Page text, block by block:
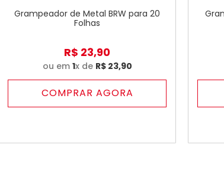
Grampeador de Metal BRW para 20
Folhas
R$ 23,90
ou em 1x de R$ 23,90
COMPRAR AGORA